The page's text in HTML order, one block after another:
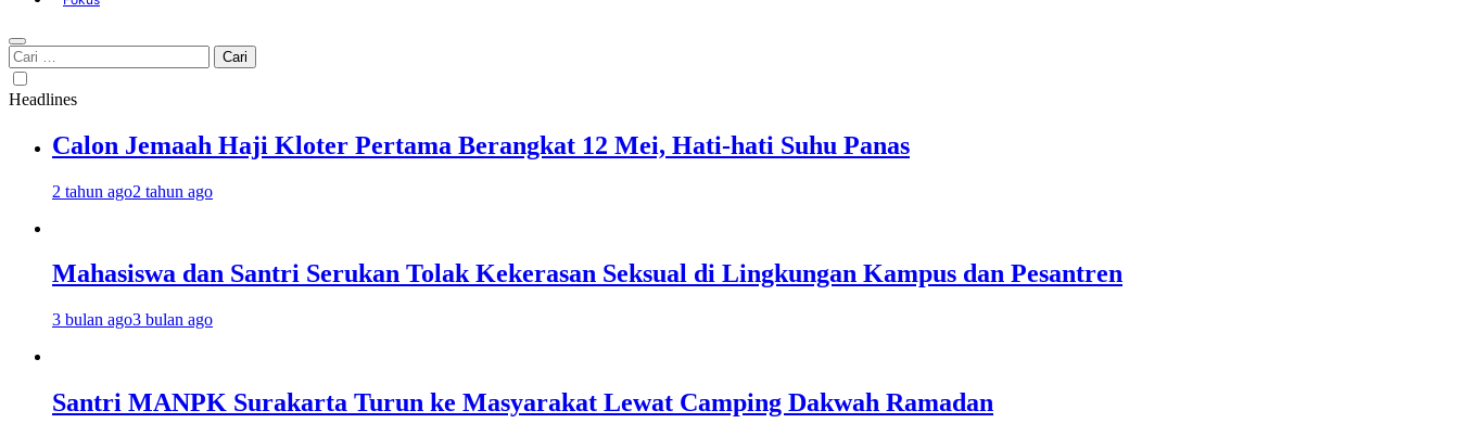
Cari
untuk:
Headlines
Calon Jemaah Haji Kloter Pertama Berangkat 12 Mei, Hati-hati Suhu Panas
2 tahun ago2 tahun ago
Mahasiswa dan Santri Serukan Tolak Kekerasan Seksual di Lingkungan Kampus dan Pesantren
3 bulan ago3 bulan ago
Santri MANPK Surakarta Turun ke Masyarakat Lewat Camping Dakwah Ramadan